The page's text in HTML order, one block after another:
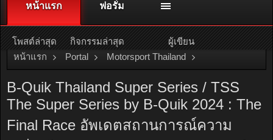
ติดต่อลงโฆษณา racingweb@gmail.comหรือโทร. 081-811-1138
หรืออ่านรายละเอียดเพิ่มเติม คลิกที่นี่
หน้าแรก Portal Motorsport Thailand
Thailand Super Series
B-Quik Thailand Super Series / TSS
The Super Series by B-Quik 2024 : The
Final Race อัพเดตสถานการณ์ความ
หน้าแรก
โพสต์ล่าสุด กิจกรรมล่าสุด ผู้เขียน
ฟอรั่ม